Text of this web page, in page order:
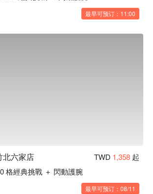
最早可预订：11:00
北六家店 TWD 1,358 起
格經典挑戰 ＋ 閃動護腕
最早可预订：08/11